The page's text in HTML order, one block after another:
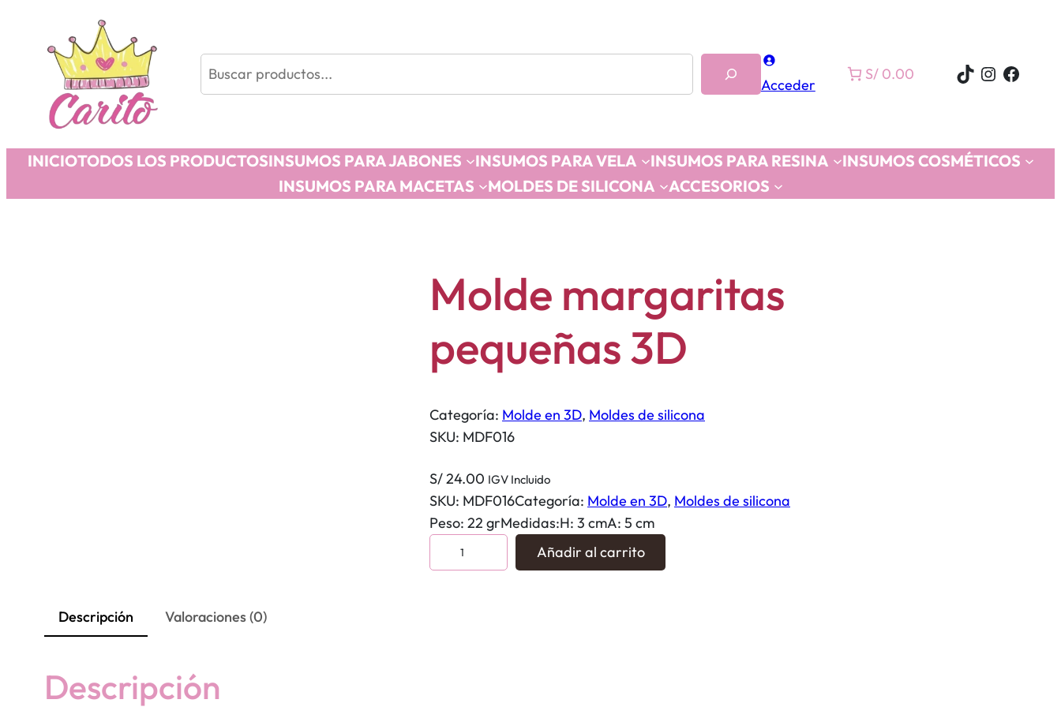
Acceder
S/ 0.00 TikTok
INICIOTODOS LOS PRODUCTOSINSUMOS PARA JABONES INSUMOS PARA VELA INSUMOS PARA RESINA
INSUMOS COSMÉTICOS
INSUMOS PARA MACETAS
MOLDES DE SILICONA ACCESORIOS
Molde margaritas
pequeñas 3D
Categoría: Molde en 3D, Moldes de silicona
SKU: MDF016
S/24.00 IGV Incluido
SKU: MDF016Categoría: Molde en 3D, Moldes de silicona
Peso: 22 grMedidas:H: 3 cmA: 5 cm
o
Añadir al carrito
Descripción Valoraciones (0)
Descripción